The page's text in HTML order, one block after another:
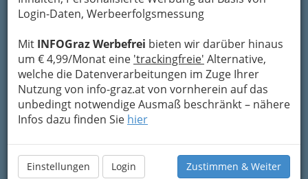
Login-Daten, Werbeerfolgsmessung
Mit INFOGraz Werbefrei bieten wir darüber hinaus
um € 4,99/Monat eine 'trackingfreie' Alternative,
welche die Datenverarbeitungen im Zuge Ihrer
Nutzung von info-graz.at von vornherein auf das
unbedingt notwendige Ausmaß beschränkt – nähere
Infos dazu finden Sie hier
Einstellungen Login Zustimmen & Weiter
So gliedert die WKO
Darmreiniger
Fleischer & Selcher
Fleischverkaufsstellen
Geflügelausschrotung